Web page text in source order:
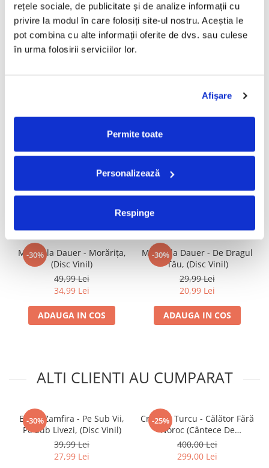
rețele sociale, de publicitate și de analize informații cu
privire la modul în care folosiți site-ul nostru. Aceștia le
pot combina cu alte informații oferite de dvs. sau culese
în urma folosirii serviciilor lor.
Afişare
Permite toate
Personalizează
Respinge
PRODUSE ALTERNATIVE
99,99 Lei
FRECVENT CUMPARATE
IMPREUNA
-30%
Mirabela Dauer - Morărița,
(Disc Vinil)
49,99 Lei
34,99 Lei
ADAUGA IN COS
-30%
Mirabela Dauer - De Dragul
Tău, (Disc Vinil)
29,99 Lei
20,99 Lei
ADAUGA IN COS
ALTI CLIENTI AU CUMPARAT
-30%
Elena Zamfira - Pe Sub Vii,
Pe Sub Livezi, (Disc Vinil)
39,99 Lei
27,99 Lei
-25%
Cristina Turcu - Călător Fără
Noroc (Cântece De
Petrecere) (VINIL)
400,00 Lei
299,00 Lei